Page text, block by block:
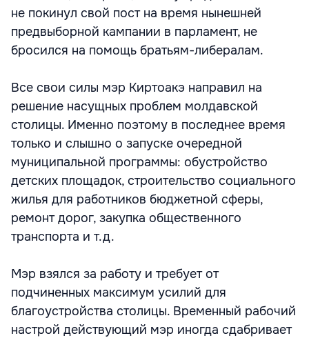
не покинул свой пост на время нынешней
предвыборной кампании в парламент, не
бросился на помощь братьям-либералам.
Все свои силы мэр Киртоакэ направил на
решение насущных проблем молдавской
столицы. Именно поэтому в последнее время
только и слышно о запуске очередной
муниципальной программы: обустройство
детских площадок, строительство социального
жилья для работников бюджетной сферы,
ремонт дорог, закупка общественного
транспорта и т.д.
Мэр взялся за работу и требует от
подчиненных максимум усилий для
благоустройства столицы. Временный рабочий
настрой действующий мэр иногда сдабривает